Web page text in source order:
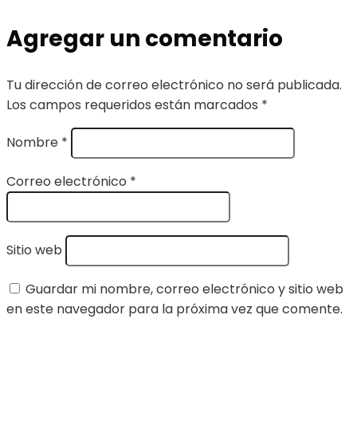
Agregar un comentario
Tu dirección de correo electrónico no será publicada.
Los campos requeridos están marcados *
Nombre *
Correo electrónico *
Sitio web
Guardar mi nombre, correo electrónico y sitio web
en este navegador para la próxima vez que comente.